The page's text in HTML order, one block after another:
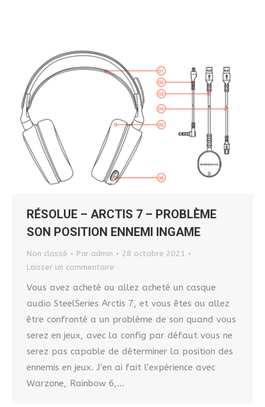
RÉSOLUE – ARCTIS 7 – PROBLÈME
SON POSITION ENNEMI INGAME
Non classé Par admin
28 octobre 2021
Laisser un commentaire
Vous avez acheté ou allez acheté un casque
audio SteelSeries Arctis 7, et vous êtes ou allez
être confronté a un problème de son quand vous
serez en jeux, avec la config par défaut vous ne
serez pas capable de déterminer la position des
ennemis en jeux. J’en ai fait l’expérience avec
Warzone, Rainbow 6,…